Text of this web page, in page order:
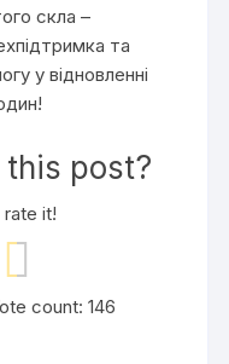
скла –
та
у відновленні
post?
it!
count: 146